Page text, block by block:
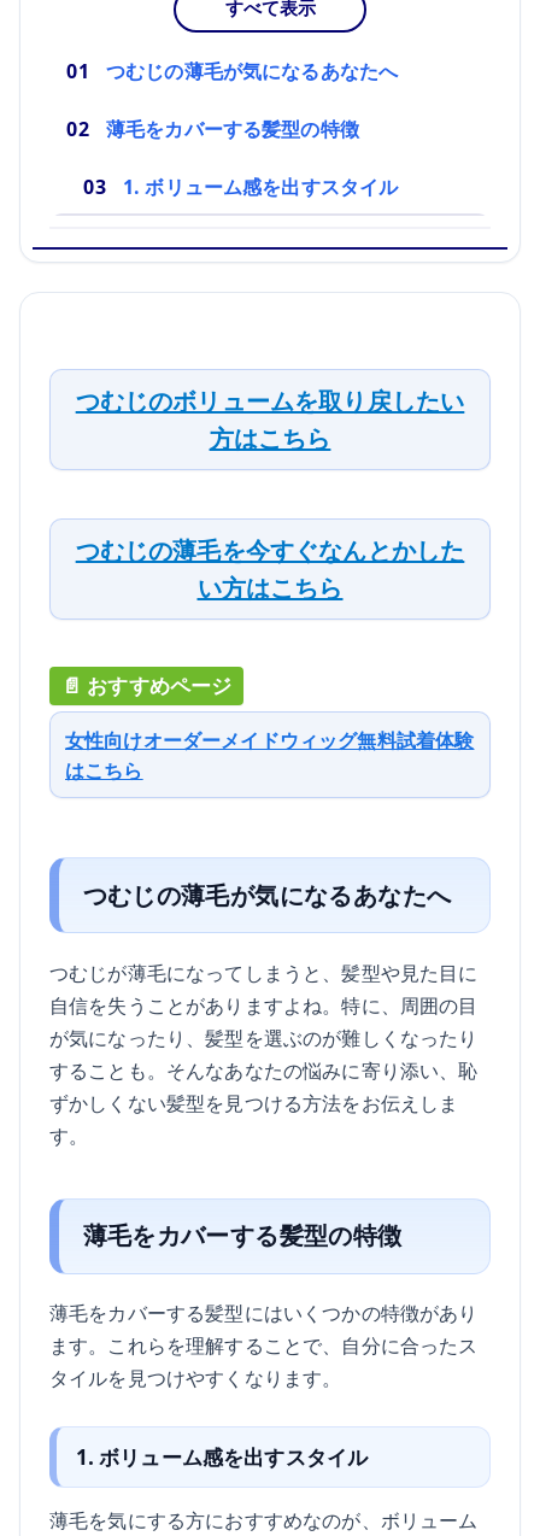
すべて表示
つむじの薄毛が気になるあなたへ
薄毛をカバーする髪型の特徴
1. ボリューム感を出すスタイル
つむじのボリュームを取り戻したい
方はこちら
つむじの薄毛を今すぐなんとかした
い方はこちら
女性向けオーダーメイドウィッグ無料試着体験
はこちら
つむじの薄毛が気になるあなたへ
つむじが薄毛になってしまうと、髪型や見た目に
自信を失うことがありますよね。特に、周囲の目
が気になったり、髪型を選ぶのが難しくなったり
することも。そんなあなたの悩みに寄り添い、恥
ずかしくない髪型を見つける方法をお伝えしま
す。
薄毛をカバーする髪型の特徴
薄毛をカバーする髪型にはいくつかの特徴があり
ます。これらを理解することで、自分に合ったス
タイルを見つけやすくなります。
1. ボリューム感を出すスタイル
薄毛を気にする方におすすめなのが、ボリューム